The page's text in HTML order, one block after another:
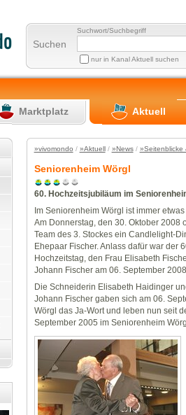
Suchen
Suchwort/Suchbegriff
nur in Kanal Aktuell suchen
Marktplatz Aktuell
»vivomondo / »Aktuell/ »News/ »Seitenblicke
Seniorenheim Wörgl
60. Hochzeitsjubiläum im
Im Seniorenheim Wörgl ist immer
Am Donnerstag, den 30. Oktober 2008
Team des 3. Stockes ein Candlelight-
Ehepaar Fischer. Anlass dafür war der
Hochzeitstag, den Frau Elisabeth
Johann Fischer am 06. September
Die Schneiderin Elisabeth Haidinger
Johann Fischer gaben sich am 06.
Wörgl das Ja-Wort und leben nun seit
September 2005 im Seniorenheim